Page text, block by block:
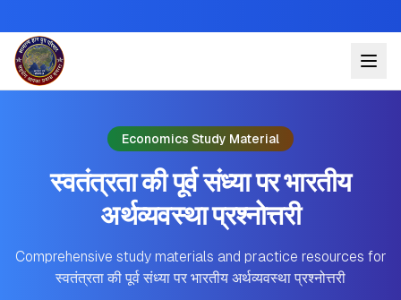
Economics Study Material
स्वतंत्रता की पूर्व संध्या पर भारतीय
अर्थव्यवस्था प्रश्नोत्तरी
Comprehensive study materials and practice resources for
स्वतंत्रता की पूर्व संध्या पर भारतीय अर्थव्यवस्था प्रश्नोत्तरी